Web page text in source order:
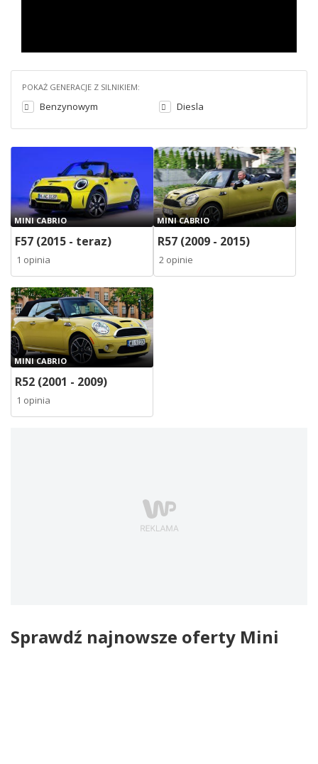
POKAŻ GENERACJE Z SILNIKIEM:
Benzynowym Diesla
MINI CABRIO
F57 (2015 - teraz)
1 opinia
MINI CABRIO
R57 (2009 - 2015)
2 opinie
MINI CABRIO
R52 (2001 - 2009)
1 opinia
Sprawdź najnowsze oferty Mini